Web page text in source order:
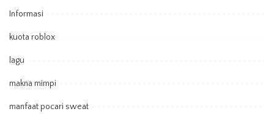
Informasi
kuota roblox
lagu
makna mimpi
manfaat pocari sweat